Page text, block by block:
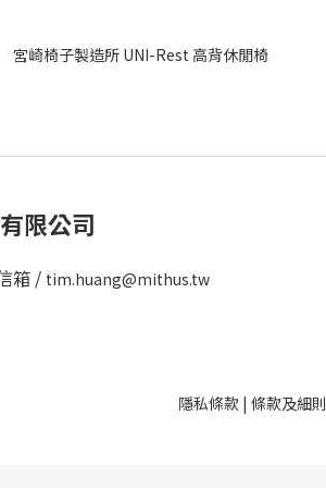
宮崎椅子製造所 UNI-Rest 高背休閒椅
限公司
箱 / tim.huang@mithus.tw
隱私條款| 條款及細則